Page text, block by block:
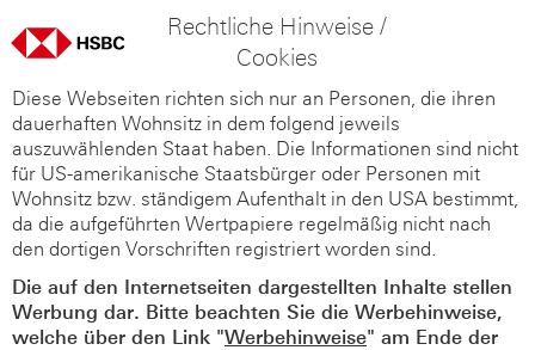
Rechtliche Hinweise /
Cookies
Diese Webseiten richten sich nur an Personen, die ihren
dauerhaften Wohnsitz in dem folgend jeweils
auszuwählenden Staat haben. Die Informationen sind nicht
für US-amerikanische Staatsbürger oder Personen mit
Wohnsitz bzw. ständigem Aufenthalt in den USA bestimmt,
da die aufgeführten Wertpapiere regelmäßig nicht nach
den dortigen Vorschriften registriert worden sind.
Die auf den Internetseiten dargestellten Inhalte stellen
Werbung dar. Bitte beachten Sie die Werbehinweise,
welche über den Link "Werbehinweise" am Ende der